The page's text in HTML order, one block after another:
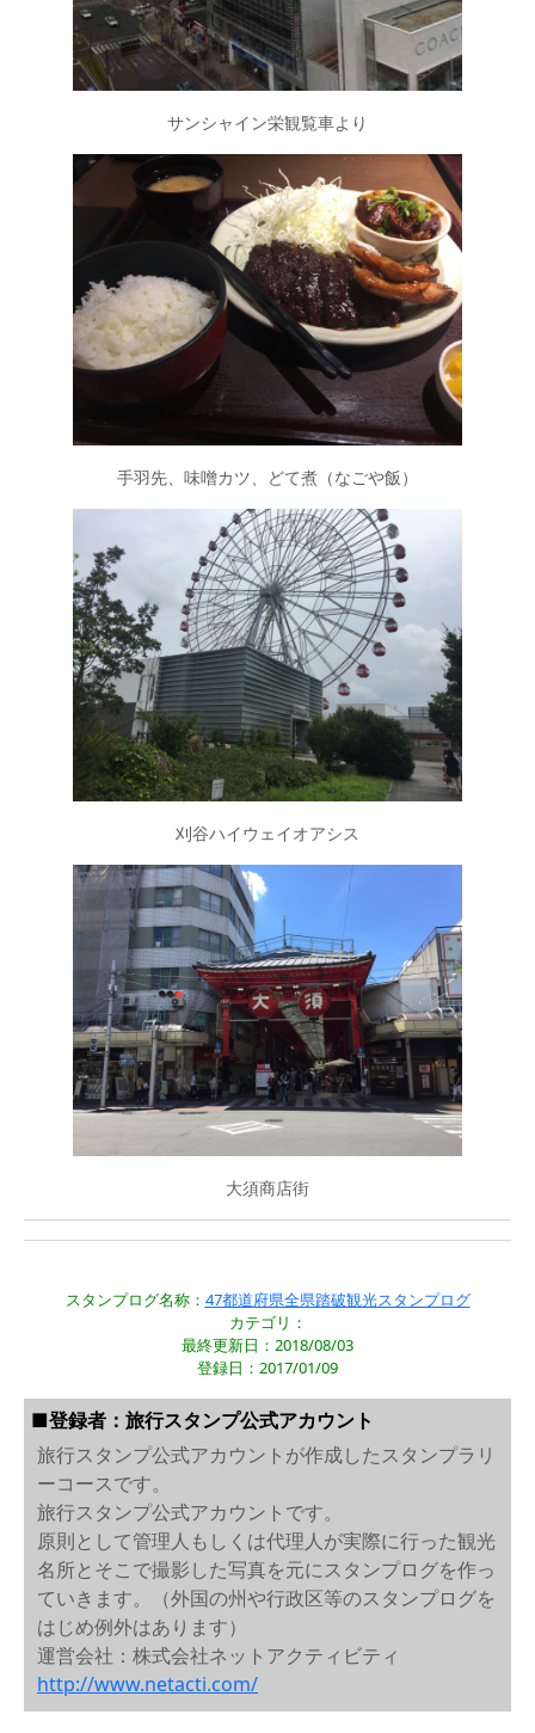
サンシャイン栄観覧車より
手羽先、味噌カツ、どて煮（なごや飯）
刈谷ハイウェイオアシス
大須商店街
スタンプログ名称： 47都道府県全県踏破観光スタンプログ
カテゴリ：
最終更新日：2018/08/03
登録日：2017/01/09
■登録者：旅行スタンプ公式アカウント
旅行スタンプ公式アカウントが作成したスタンプラリ
ーコースです。
旅行スタンプ公式アカウントです。
原則として管理人もしくは代理人が実際に行った観光
名所とそこで撮影した写真を元にスタンプログを作っ
ていきます。（外国の州や行政区等のスタンプログを
はじめ例外はあります）
運営会社：株式会社ネットアクティビティ
http://www.netacti.com/